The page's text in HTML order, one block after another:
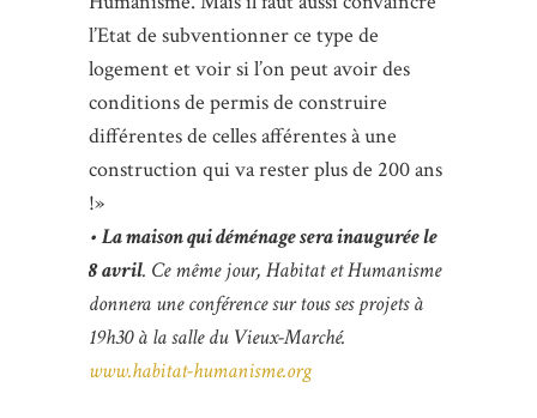
l’Etat de subventionner ce type de
logement et voir si l’on peut avoir des
conditions de permis de construire
différentes de celles afférentes à une
construction qui va rester plus de 200 ans
!»
• La maison qui déménage sera inaugurée le
8 avril. Ce même jour, Habitat et Humanisme
donnera une conférence sur tous ses projets à
19h30 à la salle du Vieux-Marché.
www.habitat-humanisme.org